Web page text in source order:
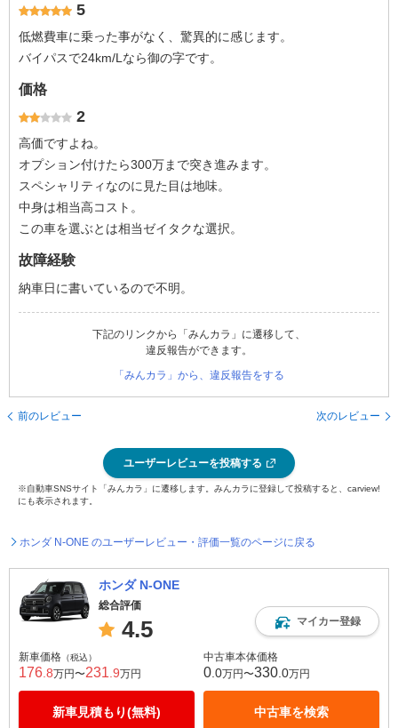
5
低燃費車に乗った事がなく、驚異的に感じます。
バイパスで24km/Lなら御の字です。
価格
2
高価ですよね。
オプション付けたら300万まで突き進みます。
スペシャリティなのに見た目は地味。
中身は相当高コスト。
この車を選ぶとは相当ゼイタクな選択。
故障経験
納車日に書いているので不明。
下記のリンクから「みんカラ」に遷移して、
違反報告ができます。
「みんカラ」から、違反報告をする
前のレビュー 次のレビュー
ユーザーレビューを投稿する
※自動車SNSサイト「みんカラ」に遷移します。みんカラに登録して投稿すると、carview!
にも表示されます。
ホンダ N-ONE のユーザーレビュー・評価一覧のページに戻る
ホンダ N-ONE
総合評価
4.5 マイカー登録
新車価格 （税込）
176 .8万円〜231 .9万円
新車見積もり(無料)
中古車本体価格
0 .0万円〜330 .0万円
中古車を検索